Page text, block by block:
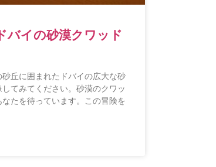
バイの砂漠クワッド
丘に囲まれたドバイの広大な砂
てみてください。砂漠のクワッ
なたを待っています。この冒険を